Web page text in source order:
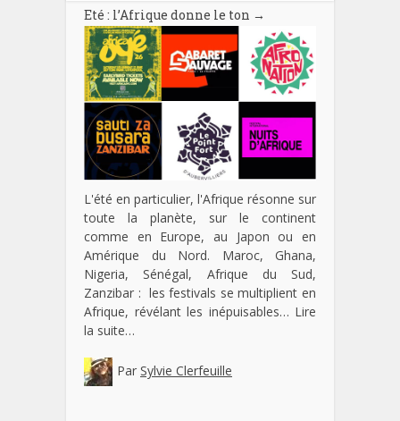
Eté : l’Afrique donne le ton →
L'été en particulier, l'Afrique résonne sur
toute la planète, sur le continent
comme en Europe, au Japon ou en
Amérique du Nord. Maroc, Ghana,
Nigeria, Sénégal, Afrique du Sud,
Zanzibar : les festivals se multiplient en
Afrique, révélant les inépuisables… Lire
la suite…
Par Sylvie Clerfeuille